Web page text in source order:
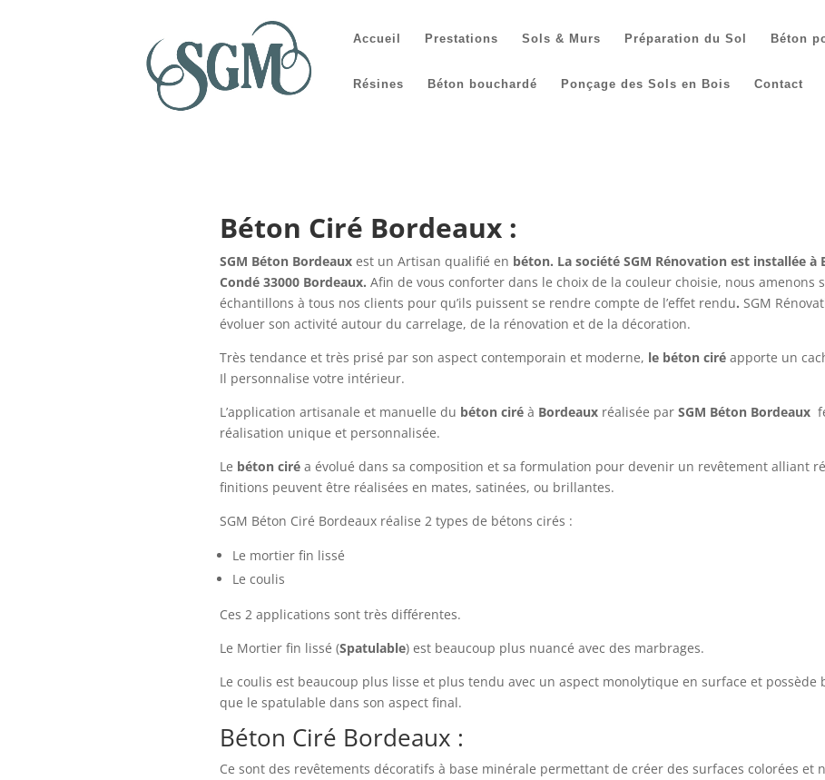
Accueil Prestations Sols & Murs Préparation du Sol Béton
Résines Béton bouchardé Ponçage des Sols en Bois Contact
Béton Ciré Bordeaux :
SGM Béton Bordeaux est un Artisan qualifié en béton. La société SGM Rénovation est installée à
Condé 33000 Bordeaux. Afin de vous conforter dans le choix de la couleur choisie, nous amenons
échantillons à tous nos clients pour qu’ils puissent se rendre compte de l’effet rendu. SGM
évoluer son activité autour du carrelage, de la rénovation et de la décoration.
Très tendance et très prisé par son aspect contemporain et moderne, le béton ciréapporte un
Il personnalise votre intérieur.
L’application artisanale et manuelle du béton ciréà Bordeauxréalisée par SGM Béton Bordeaux
réalisation unique et personnalisée.
Le béton ciréa évolué dans sa composition et sa formulation pour devenir un revêtement alliant
finitions peuvent être réalisées en mates, satinées, ou brillantes.
SGM Béton Ciré Bordeaux réalise 2 types de bétons cirés :
Le mortier fin lissé
Le coulis
Ces 2 applications sont très différentes.
Le Mortier fin lissé (Spatulable) est beaucoup plus nuancé avec des marbrages.
Le coulis est beaucoup plus lisse et plus tendu avec un aspect monolytique en surface et possède
que le spatulable dans son aspect final.
Béton Ciré Bordeaux :
Ce sont des revêtements décoratifs à base minérale permettant de créer des surfaces colorées et